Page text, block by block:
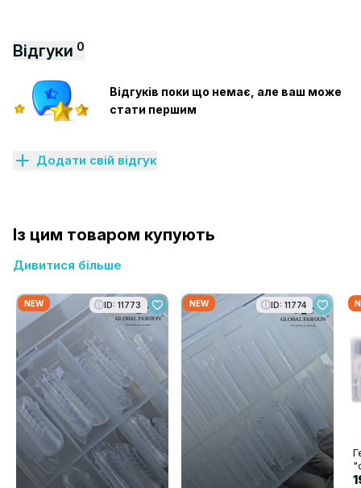
Відгуки 0
Відгуків поки що немає, але ваш може
стати першим
Додати свій відгук
Із цим товаром купують
Дивитися більше
NEW ID: 11773 NEW ID: 11774